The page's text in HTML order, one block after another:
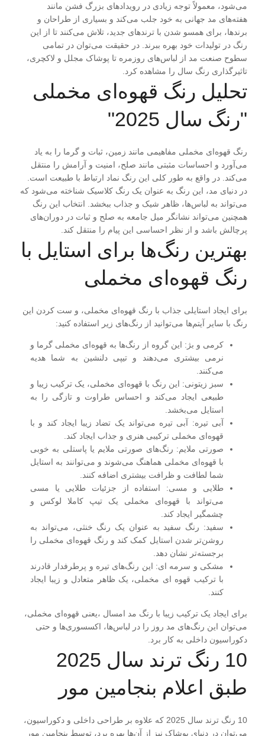
می‌شود، معمولاً توجه زیادی در رویدادهای بزرگ فشن مانند
هفته‌های مد جهانی به خود جلب می‌کند و بسیاری از طراحان و
برندها، برای همسو شدن با ترندهای جدید، تلاش می‌کنند تا از این
رنگ در تولیدات خود بهره ببرند. در حقیقت می‌توان در تمامی
سطوح صنعت مد از لباس‌های روزمره تا پوشاک مجلل و لاکچری،
تاثیرگذاری رنگ سال را مشاهده کرد.
تحلیل رنگ قهوه‌ای مخملی
"رنگ سال 2025"
رنگ قهوه‌ای مخملی مفاهیمی مانند زمین، ثبات و گرما را به یاد
می‌آورد و احساسات مثبتی مانند صلح، امنیت و آرامش را منتقل
می‌کند. در واقع به طور کلی این رنگ نماد ارتباط با طبیعت است.
در دنیای مد، این رنگ به عنوان یک رنگ کلاسیک شناخته می‌شود که
می‌تواند به لباس‌ها، ظاهر شیک و جذاب ببخشد. انتخاب این رنگ
همچنین می‌تواند نشانگر میل جامعه به صلح و ثبات در دوران‌های
پرچالش باشد و از نظر احساسی این پیام را منتقل کند.
بهترین رنگ‌ها برای استایل با
رنگ قهوه‌ای مخملی
برای ایجاد استایلی جذاب با رنگ قهوه‌ای مخملی، و ست کردن این
رنگ با سایر آیتم‌ها می‌توانید از رنگ‌های زیر استفاده کنید:
کرمی و بژ : این گروه از رنگ‌ها به قهوه‌ای مخملی گرما و
نرمی بیشتری می‌دهند و تیپی دلنشین به شما هدیه
می‌کنند.
سبز زیتونی: این رنگ با قهوه‌ای مخملی، یک ترکیب زیبا و
طبیعی ایجاد می‌کند و احساس طراوت و تازگی را به
استایل می‌بخشد.
آبی تیره: آبی تیره می‌تواند یک تضاد زیبا ایجاد کند و با
قهوه‌ای مخملی ترکیبی هنری و جذاب ایجاد کند.
صورتی ملایم: رنگ‌های صورتی ملایم یا پاستلی به خوبی
با قهوه‌ای مخملی هماهنگ می‌شوند و می‌توانند به استایل
شما لطافت و ظرافت بیشتری اضافه کنند.
طلایی و مسی: استفاده از جزئیات طلایی یا مسی
می‌تواند با قهوه‌ای مخملی یک تیپ کاملا لوکس و
چشمگیر ایجاد کند.
سفید: رنگ سفید به عنوان یک رنگ خنثی، می‌تواند به
روشن‌تر شدن استایل کمک کند و رنگ قهوه‌ای مخملی را
برجسته‌تر نشان دهد.
مشکی و سرمه ای: این رنگ‌های تیره و پرطرفدار قادرند
با ترکیب قهوه ای مخملی، یک ظاهر متعادل و زیبا ایجاد
کنند.
برای ایجاد یک ترکیب زیبا با رنگ مد امسال ،یعنی قهوه‌ای مخملی،
می‌توان این رنگ‌های مد روز را در لباس‌ها، اکسسوری‌ها و حتی
دکوراسیون داخلی به کار برد.
10 رنگ ترند سال 2025
طبق اعلام بنجامین مور
10 رنگ ترند سال 2025 که علاوه بر طراحی داخلی و دکوراسیون،
می‌توان در دنیای پوشاک نیز از آن‌ها بهره برد، توسط بنجامین مور